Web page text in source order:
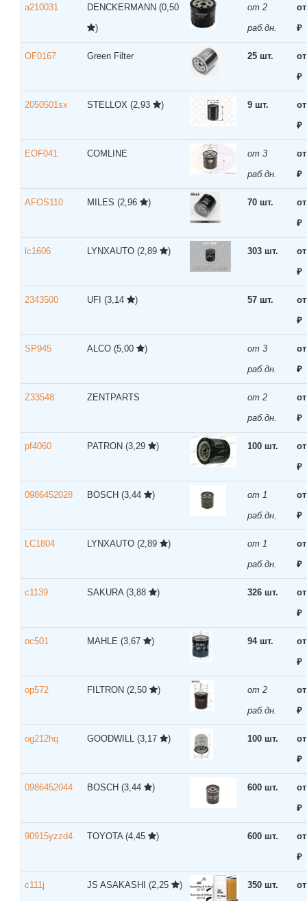
a210031 DENCKERMANN (0,50
)
от 2
раб.дн.
₽
OF0167 Green Filter 25 шт.
₽
2050501sx STELLOX (2,93 ) 9 шт.
₽
EOF041 COMLINE
от 3
раб.дн.
₽
AFOS110 MILES (2,96 ) 70 шт.
₽
lc1606 LYNXAUTO (2,89 ) 303 шт.
₽
2343500 UFI (3,14 ) 57 шт.
₽
SP945 ALCO (5,00 )
от 3
раб.дн.
₽
Z33548 ZENTPARTS
от 2
раб.дн.
₽
pf4060 PATRON (3,29 ) 100 шт.
₽
0986452028 BOSCH (3,44 )
от 1
раб.дн.
₽
LC1804 LYNXAUTO (2,89 )
от 1
раб.дн.
₽
c1139 SAKURA (3,88 ) 326 шт.
₽
oc501 MAHLE (3,67 ) 94 шт.
₽
op572 FILTRON (2,50 )
от 2
раб.дн.
₽
og212hq GOODWILL (3,17 ) 100 шт.
₽
0986452044 BOSCH (3,44 ) 600 шт.
₽
90915yzzd4 TOYOTA (4,45 ) 600 шт.
₽
c111j JS ASAKASHI (2,25 ) 350 шт.